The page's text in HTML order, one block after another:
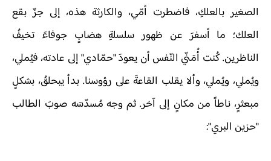
الصغير بالعلكِ، فاضطرت أمّي، والكارثة هذه، إلى جزّ بقع
العلك؛ ما أسفرَ عن ظهور سلسلةِ هضابٍ جوفاءَ تخيفُ
الناظرين. كُنت أُمَنّي النّفس أن يعودَ "حمّادي" إلى عادته، فيُملي،
ويُملي، ويُملي، وألا يقلب القاعةَ على رؤوسنا. بدأ يبحلقُ، بشكلٍ
مبعثرٍ، ناطاً من مكانٍ إلى آخر. ثم وجه مُسدّسَه صوبَ الطالب
"حزين البري":